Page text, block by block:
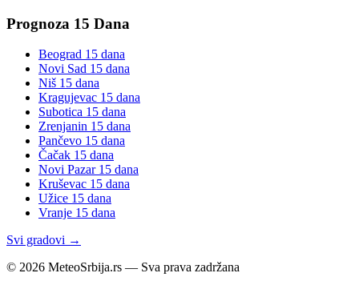
Prognoza 15 Dana
Beograd 15 dana
Novi Sad 15 dana
Niš 15 dana
Kragujevac 15 dana
Subotica 15 dana
Zrenjanin 15 dana
Pančevo 15 dana
Čačak 15 dana
Novi Pazar15 dana
Kruševac 15 dana
Užice 15 dana
Vranje 15 dana
Svi gradovi →
© 2026 MeteoSrbija.rs — Sva prava zadržana